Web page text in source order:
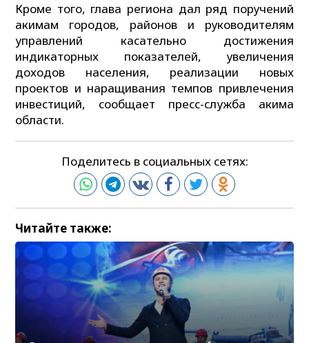
Кроме того, глава региона дал ряд поручений
акимам городов, районов и руководителям
управлений касательно достижения
индикаторных показателей, увеличения
доходов населения, реализации новых
проектов и наращивания темпов привлечения
инвестиций, сообщает пресс-служба акима
области.
Поделитесь в социальных сетях:
Читайте также: